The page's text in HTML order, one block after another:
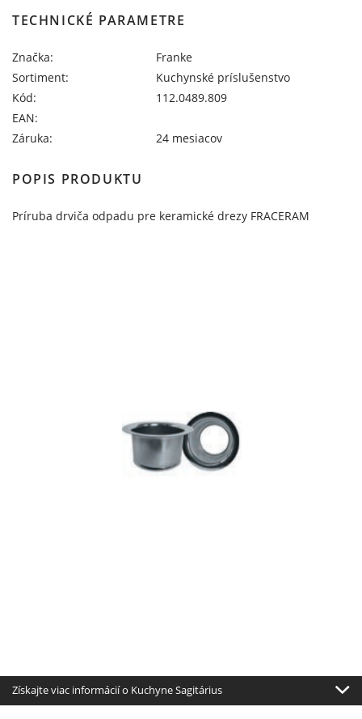
TECHNICKÉ PARAMETRE
Značka:
Franke
Sortiment:
Kuchynské príslušenstvo
Kód:
112.0489.809
EAN:
Záruka:
24 mesiacov
POPIS PRODUKTU
Príruba drviča odpadu pre keramické drezy FRACERAM
Získajte viac informácií o Kuchyne Sagitárius